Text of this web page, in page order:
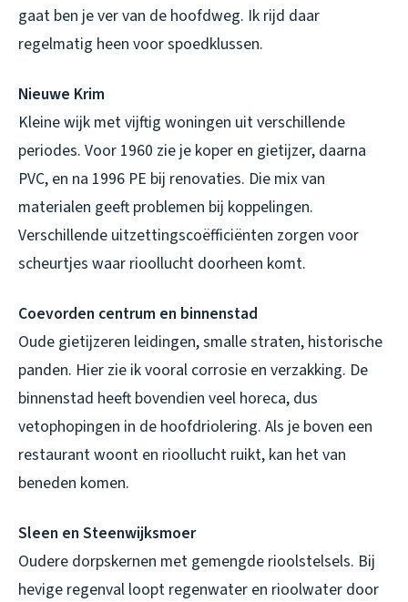
gaat ben je ver van de hoofdweg. Ik rijd daar
regelmatig heen voor spoedklussen.
Nieuwe Krim
Kleine wijk met vijftig woningen uit verschillende
periodes. Voor 1960 zie je koper en gietijzer, daarna
PVC, en na 1996 PE bij renovaties. Die mix van
materialen geeft problemen bij koppelingen.
Verschillende uitzettingscoëfficiënten zorgen voor
scheurtjes waar rioollucht doorheen komt.
Coevorden centrum en binnenstad
Oude gietijzeren leidingen, smalle straten, historische
panden. Hier zie ik vooral corrosie en verzakking. De
binnenstad heeft bovendien veel horeca, dus
vetophopingen in de hoofdriolering. Als je boven een
restaurant woont en rioollucht ruikt, kan het van
beneden komen.
Sleen en Steenwijksmoer
Oudere dorpskernen met gemengde rioolstelsels. Bij
hevige regenval loopt regenwater en rioolwater door